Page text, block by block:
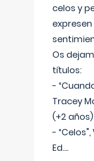
celos y
expresen
Os
títulos:
-
Tracey
(+2 años)
-
Ed....